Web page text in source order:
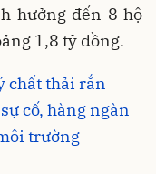
hưởng đến 8 hộ
1,8 tỷ đồng.
chất thải rắn
cố, hàng ngàn
trường